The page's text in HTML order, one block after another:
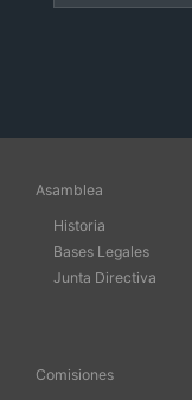
Asamblea
Historia
Bases Legales
Junta Directiva
Comisiones